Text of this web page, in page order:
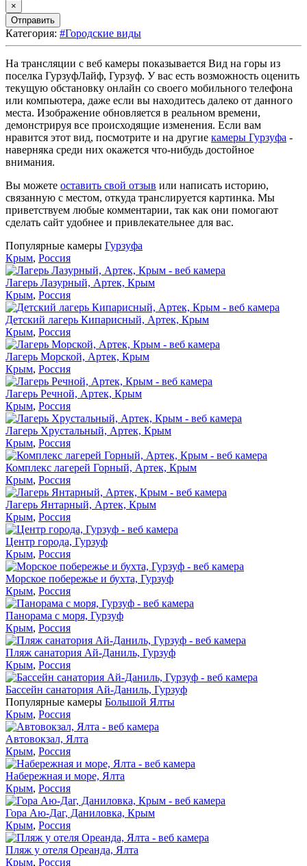
×
Отправить
Категория: #Городские виды
На трансляции с веб камеры показывается Вид на горы из
поселка ГурзуфЛайф, Гурзуф. У вас есть возможность оценить
текущую обстановку онлайн со своего мобильного телефона
или компьютера, даже если вы находитесь далеко от данного
места. Изображение обновляется в реальном времени,
демонстрируя все происходящие изменения. Если вам
нравится этот вид, посмотрите и на другие камеры Гурзуфа -
наверняка среди них окажется что-нибудь достойное
внимания.
Вы можете оставить свой отзыв или написать историю,
связанную с местом, откуда транслируется картинка. Мы
приветствуем любые комментарии, так как они помогают
сделать сайт удобнее и привлекательнее для вас.
Популярные камеры Гурзуфа
Крым, Россия
Лагерь Лазурный, Артек, Крым
Крым, Россия
Детский лагерь Кипарисный, Артек, Крым
Крым, Россия
Лагерь Морской, Артек, Крым
Крым, Россия
Лагерь Речной, Артек, Крым
Крым, Россия
Лагерь Хрустальный, Артек, Крым
Крым, Россия
Комплекс лагерей Горный, Артек, Крым
Крым, Россия
Лагерь Янтарный, Артек, Крым
Крым, Россия
Центр города, Гурзуф
Крым, Россия
Морское побережье и бухта, Гурзуф
Крым, Россия
Панорама с моря, Гурзуф
Крым, Россия
Пляж санатория Ай-Даниль, Гурзуф
Крым, Россия
Бассейн санатория Ай-Даниль, Гурзуф
Популярные камеры Большой Ялты
Крым, Россия
Автовокзал, Ялта
Крым, Россия
Набережная и море, Ялта
Крым, Россия
Гора Аю-Даг, Даниловка, Крым
Крым, Россия
Пляж у отеля Ореанда, Ялта
Крым, Россия